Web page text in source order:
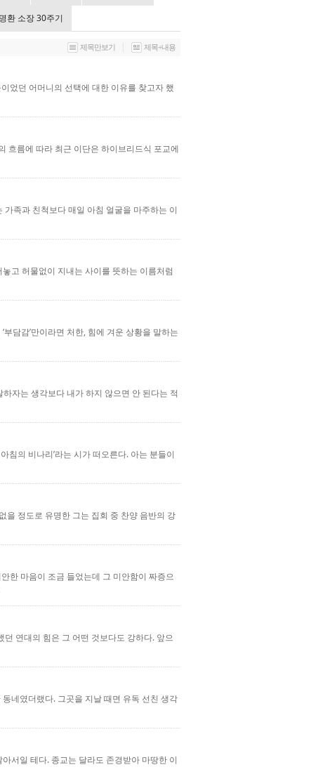
환 소장 30주기
제목만보기 제목+내용
었던 어머니의 선택에 대한 이유를 찾고자 했
흐름에 따라 최근 이단은 하이브리드식 포교에
족과 친척보다 매일 아침 얼굴을 마주하는 이
놓고 허물없이 지내는 사이를 뜻하는 이름처럼
담감’만이라면 처한, 힘에 겨운 상황을 말하는
자는 생각보다 내가 하지 않으면 안 된다는 적
침의 비나리’라는 시가 떠오른다. 아는 분들이
을 정도로 유명한 그는 집회 중 찬양 음반의 강
한 마음이 조금 들었는데 그 미안함이 짜증으
연대의 힘은 그 어떤 것보다도 강하다. 앞으
네였더랬다. 그곳을 지날 때면 유독 선친 생각
서일 테다. 종교는 달라도 존경받아 마땅한 이